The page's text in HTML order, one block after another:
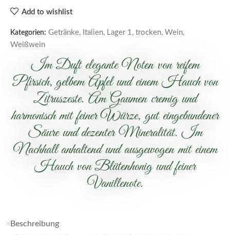
Add to wishlist
Kategorien: Getränke, Italien, Lager 1, trocken, Wein,
Weißwein
Im Duft elegante Noten von reifem
Pfirsich, gelbem Apfel und einem Hauch von
Zitruszeste. Am Gaumen cremig und
harmonisch mit feiner Würze, gut eingebundener
Säure und dezenter Mineralität. Im
Nachhall anhaltend und ausgewogen mit einem
Hauch von Blütenhonig und feiner
Vanillenote.
Beschreibung